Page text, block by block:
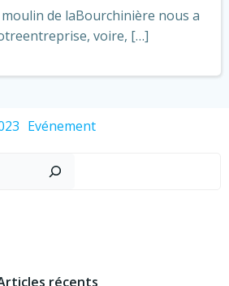
de laBourchinière nous a
voire, […]
Evénement
récents